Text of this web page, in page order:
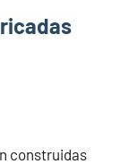
construidas